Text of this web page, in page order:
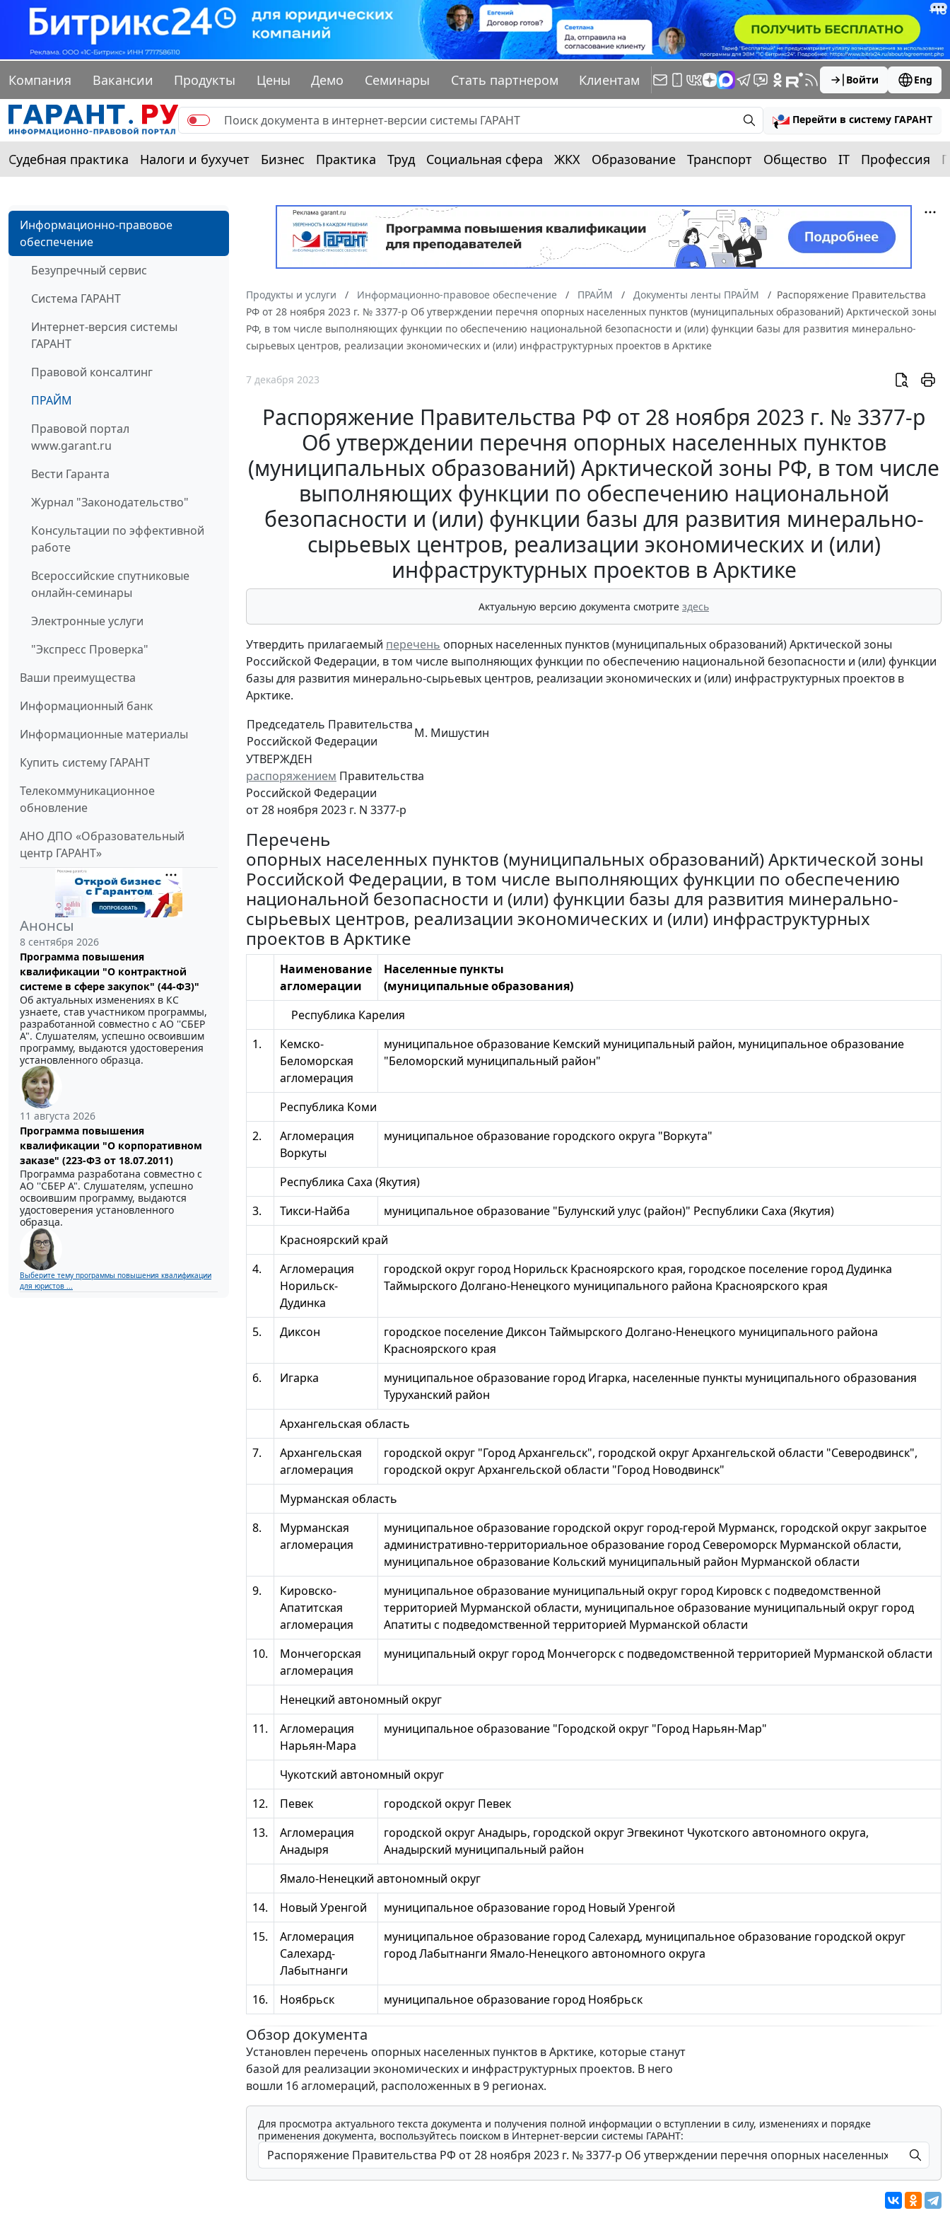
Компания Вакансии Продукты Цены Демо Семинары Стать партнером Клиентам Войти Eng
Перейти в систему ГАРАНТ
Судебная практика Налоги и бухучет Бизнес Практика Труд Социальная сфера ЖКХ Образование Транспорт Общество IT Профессия
Информационно-правовое
обеспечение
Безупречный сервис
Система ГАРАНТ
Интернет-версия системы
ГАРАНТ
Правовой консалтинг
ПРАЙМ
Правовой портал
www.garant.ru
Вести Гаранта
Журнал "Законодательство"
Консультации по эффективной
работе
Всероссийские спутниковые
онлайн-семинары
Электронные услуги
"Экспресс Проверка"
Ваши преимущества
Информационный банк
Информационные материалы
Купить систему ГАРАНТ
Телекоммуникационное
обновление
АНО ДПО «Образовательный
центр ГАРАНТ»
Анонсы
8 сентября 2026
Программа повышения
квалификации "О контрактной
системе в сфере закупок" (44-ФЗ)"
Об актуальных изменениях в КС
узнаете, став участником программы,
разработанной совместно с АО ''СБЕР
А". Слушателям, успешно освоившим
программу, выдаются удостоверения
установленного образца.
11 августа 2026
Программа повышения
квалификации "О корпоративном
заказе" (223-ФЗ от 18.07.2011)
Программа разработана совместно с
АО ''СБЕР А". Слушателям, успешно
освоившим программу, выдаются
удостоверения установленного
образца.
Выберите тему программы повышения квалификации
для юристов ...
Продукты и услуги Информационно-правовое обеспечение ПРАЙМ Документы ленты ПРАЙМ
Распоряжение Правительства
РФ от 28 ноября 2023 г. № 3377-р Об утверждении перечня опорных населенных пунктов (муниципальных образований) Арктической зоны
РФ, в том числе выполняющих функции по обеспечению национальной безопасности и (или) функции базы для развития минерально-
сырьевых центров, реализации экономических и (или) инфраструктурных проектов в Арктике
7 декабря 2023
Распоряжение Правительства РФ от 28 ноября 2023 г. № 3377-р
Об утверждении перечня опорных населенных пунктов
(муниципальных образований) Арктической зоны РФ, в том числе
выполняющих функции по обеспечению национальной
безопасности и (или) функции базы для развития минерально-
сырьевых центров, реализации экономических и (или)
инфраструктурных проектов в Арктике
Актуальную версию документа смотрите здесь
Утвердить прилагаемый перечень опорных населенных пунктов (муниципальных образований) Арктической зоны
Российской Федерации, в том числе выполняющих функции по обеспечению национальной безопасности и (или) функции
базы для развития минерально-сырьевых центров, реализации экономических и (или) инфраструктурных проектов в
Арктике.
Председатель Правительства
Российской Федерации
М. Мишустин
УТВЕРЖДЕН
распоряжением Правительства
Российской Федерации
от 28 ноября 2023 г. N 3377-р
Перечень
опорных населенных пунктов (муниципальных образований) Арктической зоны
Российской Федерации, в том числе выполняющих функции по обеспечению
национальной безопасности и (или) функции базы для развития минерально-
сырьевых центров, реализации экономических и (или) инфраструктурных
проектов в Арктике
Наименование
агломерации
Населенные пункты
(муниципальные образования)
Республика Карелия
1.
Кемско-
Беломорская
агломерация
муниципальное образование Кемский муниципальный район, муниципальное образование
"Беломорский муниципальный район"
Республика Коми
2.
Агломерация
Воркуты
муниципальное образование городского округа "Воркута"
Республика Саха (Якутия)
3.
Тикси-Найба
муниципальное образование "Булунский улус (район)" Республики Саха (Якутия)
Красноярский край
4.
Агломерация
Норильск-
Дудинка
городской округ город Норильск Красноярского края, городское поселение город Дудинка
Таймырского Долгано-Ненецкого муниципального района Красноярского края
5. Диксон
городское поселение Диксон Таймырского Долгано-Ненецкого муниципального района
Красноярского края
6.
Игарка
муниципальное образование город Игарка, населенные пункты муниципального образования
Туруханский район
Архангельская область
7.
Архангельская
агломерация
городской округ "Город Архангельск", городской округ Архангельской области "Северодвинск",
городской округ Архангельской области "Город Новодвинск"
Мурманская область
8.
Мурманская
агломерация
муниципальное образование городской округ город-герой Мурманск, городской округ закрытое
административно-территориальное образование город Североморск Мурманской области,
муниципальное образование Кольский муниципальный район Мурманской области
9.
Кировско-
Апатитская
агломерация
муниципальное образование муниципальный округ город Кировск с подведомственной
территорией Мурманской области, муниципальное образование муниципальный округ город
Апатиты с подведомственной территорией Мурманской области
10.
Мончегорская
агломерация
муниципальный округ город Мончегорск с подведомственной территорией Мурманской области
Ненецкий автономный округ
11.
Агломерация
Нарьян-Мара
муниципальное образование "Городской округ "Город Нарьян-Мар"
Чукотский автономный округ
12.
Певек
городской округ Певек
13.
Агломерация
Анадыря
городской округ Анадырь, городской округ Эгвекинот Чукотского автономного округа,
Анадырский муниципальный район
Ямало-Ненецкий автономный округ
14.
Новый Уренгой
муниципальное образование город Новый Уренгой
15.
Агломерация
Салехард-
Лабытнанги
муниципальное образование город Салехард, муниципальное образование городской округ
город Лабытнанги Ямало-Ненецкого автономного округа
16. Ноябрьск муниципальное образование город Ноябрьск
Обзор документа
Установлен перечень опорных населенных пунктов в Арктике, которые станут
базой для реализации экономических и инфраструктурных проектов. В него
вошли 16 агломераций, расположенных в 9 регионах.
Для просмотра актуального текста документа и получения полной информации о вступлении в силу, изменениях и порядке
применения документа, воспользуйтесь поиском в Интернет-версии системы ГАРАНТ: